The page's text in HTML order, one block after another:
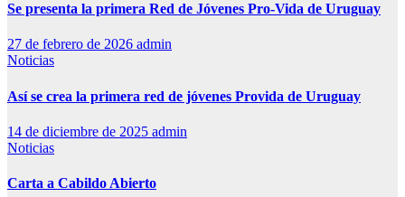
Se presenta la primera Red de Jóvenes Pro-Vida de Uruguay
27 de febrero de 2026 admin
Noticias
Así se crea la primera red de jóvenes Provida de Uruguay
14 de diciembre de 2025 admin
Noticias
Carta a Cabildo Abierto